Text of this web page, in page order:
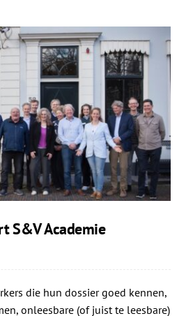
S&V Academie
die hun dossier goed kennen,
onleesbare (of juist te leesbare)